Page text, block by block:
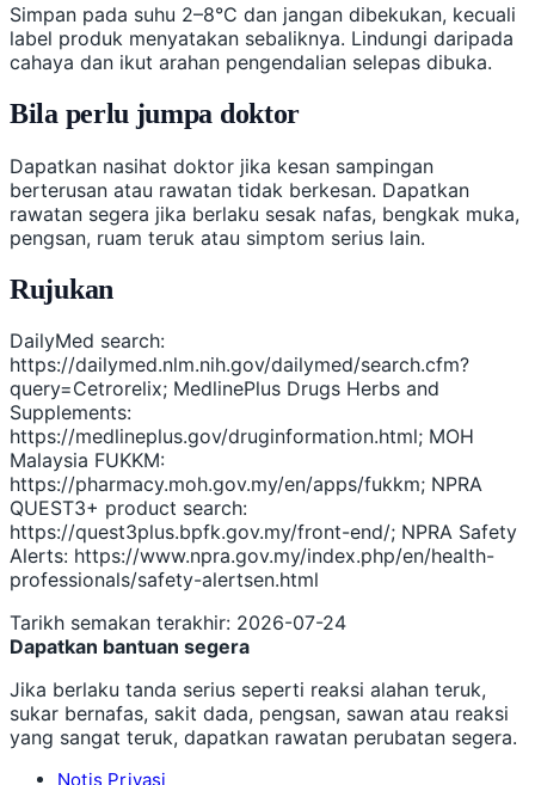
Simpan pada suhu 2–8°C dan jangan dibekukan, kecuali
label produk menyatakan sebaliknya. Lindungi daripada
cahaya dan ikut arahan pengendalian selepas dibuka.
Bila perlu jumpa doktor
Dapatkan nasihat doktor jika kesan sampingan
berterusan atau rawatan tidak berkesan. Dapatkan
rawatan segera jika berlaku sesak nafas, bengkak muka,
pengsan, ruam teruk atau simptom serius lain.
Rujukan
DailyMed search:
https://dailymed.nlm.nih.gov/dailymed/search.cfm?
query=Cetrorelix; MedlinePlus Drugs Herbs and
Supplements:
https://medlineplus.gov/druginformation.html; MOH
Malaysia FUKKM:
https://pharmacy.moh.gov.my/en/apps/fukkm; NPRA
QUEST3+ product search:
https://quest3plus.bpfk.gov.my/front-end/; NPRA Safety
Alerts: https://www.npra.gov.my/index.php/en/health-
professionals/safety-alertsen.html
Tarikh semakan terakhir: 2026-07-24
Dapatkan bantuan segera
Jika berlaku tanda serius seperti reaksi alahan teruk,
sukar bernafas, sakit dada, pengsan, sawan atau reaksi
yang sangat teruk, dapatkan rawatan perubatan segera.
Notis Privasi